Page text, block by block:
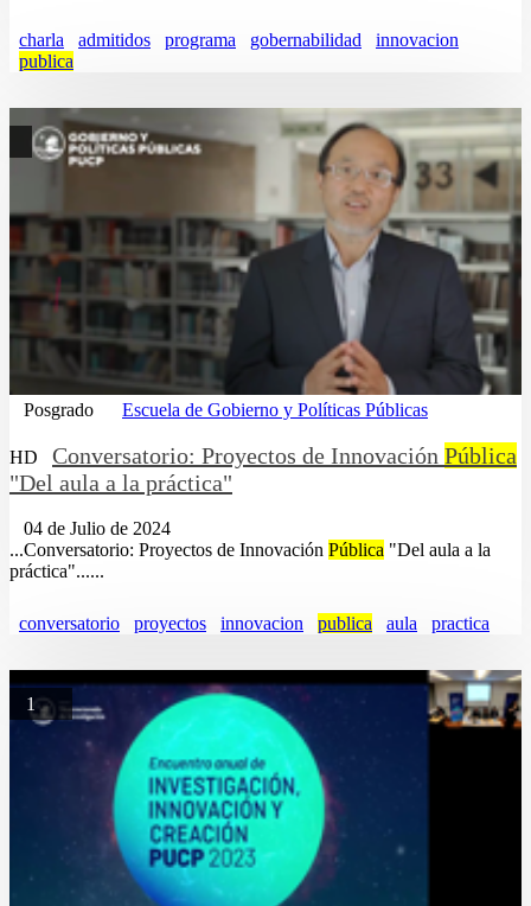
charla admitidos programa gobernabilidad
innovacion
publica
Posgrado Escuela de Gobierno y Políticas Públicas
HD Conversatorio: Proyectos de Innovación Pública
"Del aula a la práctica"
04 de Julio de 2024
...Conversatorio: Proyectos de Innovación Pública "Del aula a la
práctica"......
conversatorio proyectos innovacion publica aula practica
1